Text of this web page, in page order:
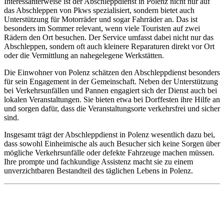
das Abschleppen von Pkws spezialisiert, sondern bietet auch
Unterstützung für Motorräder und sogar Fahrräder an. Das ist
besonders im Sommer relevant, wenn viele Touristen auf zwei
Rädern den Ort besuchen. Der Service umfasst dabei nicht nur das
Abschleppen, sondern oft auch kleinere Reparaturen direkt vor Ort
oder die Vermittlung an nahegelegene Werkstätten.
Die Einwohner von Polenz schätzen den Abschleppdienst besonders
für sein Engagement in der Gemeinschaft. Neben der Unterstützung
bei Verkehrsunfällen und Pannen engagiert sich der Dienst auch bei
lokalen Veranstaltungen. Sie bieten etwa bei Dorffesten ihre Hilfe an
und sorgen dafür, dass die Veranstaltungsorte verkehrsfrei und sicher
sind.
Insgesamt trägt der Abschleppdienst in Polenz wesentlich dazu bei,
dass sowohl Einheimische als auch Besucher sich keine Sorgen über
mögliche Verkehrsunfälle oder defekte Fahrzeuge machen müssen.
Ihre prompte und fachkundige Assistenz macht sie zu einem
unverzichtbaren Bestandteil des täglichen Lebens in Polenz.